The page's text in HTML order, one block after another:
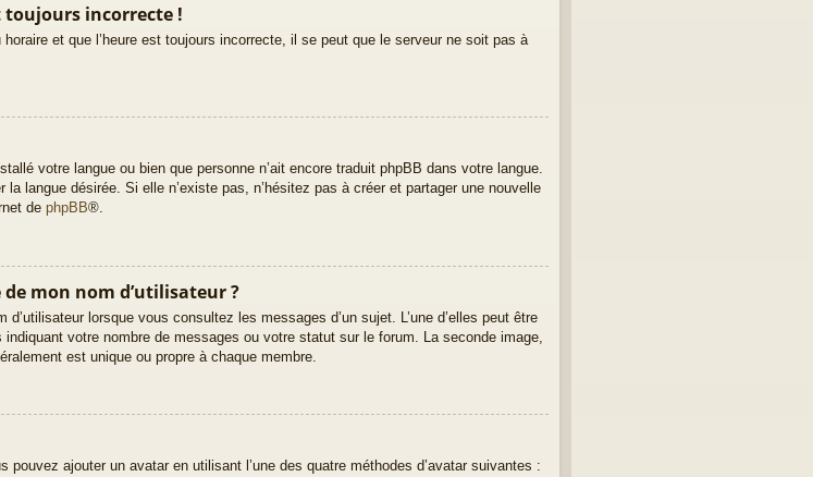
toujours incorrecte !
et que l’heure est toujours incorrecte, il se peut que le serveur ne soit pas à
votre langue ou bien que personne n’ait encore traduit phpBB dans votre langue.
langue désirée. Si elle n’existe pas, n’hésitez pas à créer et partager une nouvelle
de phpBB®.
mon nom d’utilisateur ?
lorsque vous consultez les messages d’un sujet. L’une d’elles peut être
votre nombre de messages ou votre statut sur le forum. La seconde image,
est unique ou propre à chaque membre.
pouvez ajouter un avatar en utilisant l’une des quatre méthodes d’avatar suivantes :